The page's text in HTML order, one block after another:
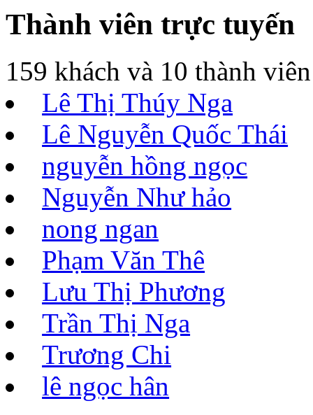
Thành viên trực tuyến
159 khách và 10 thành viên
Lê Thị Thúy Nga
Lê Nguyễn Quốc Thái
nguyễn hồng ngọc
Nguyễn Như hảo
nong ngan
Phạm Văn Thê
Lưu Thị Phương
Trần Thị Nga
Trương Chi
lê ngọc hân